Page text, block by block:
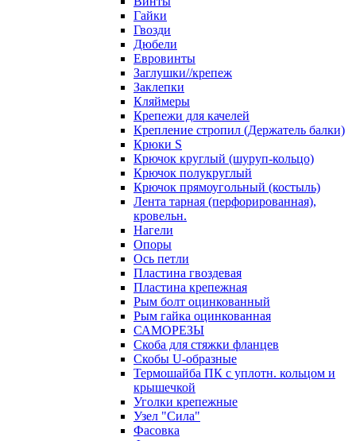
Гайки
Гвозди
Дюбели
Евровинты
Заглушки//крепеж
Заклепки
Кляймеры
Крепежи для качелей
Крепление стропил (Держатель балки)
Крюки S
Крючок круглый (шуруп-кольцо)
Крючок полукруглый
Крючок прямоугольный (костыль)
Лента тарная (перфорированная),
кровельн.
Нагели
Опоры
Ось петли
Пластина гвоздевая
Пластина крепежная
Рым болт оцинкованный
Рым гайка оцинкованная
САМОРЕЗЫ
Скоба для стяжки фланцев
Скобы U-образные
Термошайба ПК с уплотн. кольцом и
крышечкой
Уголки крепежные
Узел "Сила"
Фасовка